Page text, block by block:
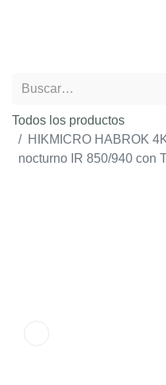
Todos los productos
HIKMICRO HABROK
nocturno IR 850/940 con